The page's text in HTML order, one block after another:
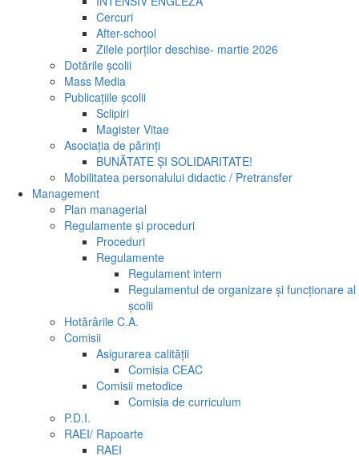
Cercuri
After-school
Zilele porților deschise- martie 2026
Dotările școlii
Mass Media
Publicațiile școlii
Sclipiri
Magister Vitae
Asociația de părinți
BUNĂTATE ȘI SOLIDARITATE!
Mobilitatea personalului didactic / Pretransfer
Management
Plan managerial
Regulamente și proceduri
Proceduri
Regulamente
Regulament intern
Regulamentul de organizare și funcționare al
școlii
Hotărârile C.A.
Comisii
Asigurarea calităţii
Comisia CEAC
Comisii metodice
Comisia de curriculum
P.D.I.
RAEI/ Rapoarte
RAEI